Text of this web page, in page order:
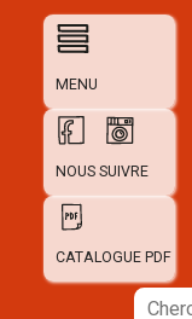
MENU
NOUS SUIVRE
CATALOGUE PDF